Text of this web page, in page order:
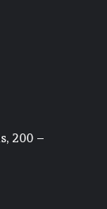
200 –